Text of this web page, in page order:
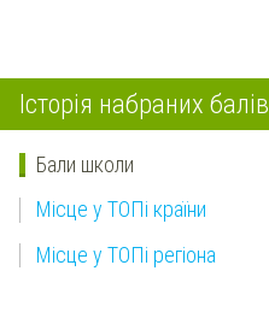
Історія набраних балів
Бали школи
Місце у ТОПі країни
Місце у ТОПі регіона